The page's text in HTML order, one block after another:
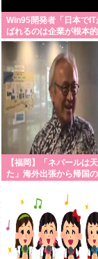
Win95開発者「日本で
ばれるのは企業が根本
ている。次はAI敗戦が
けでこの国は何も学ば
【福岡】「ネパールは
た」海外出張から帰国
“金銭授受”疑惑は第三者
置へ